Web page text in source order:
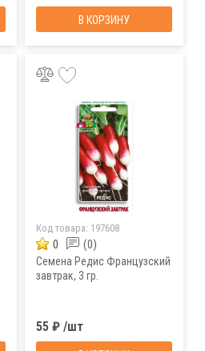
В КОРЗИНУ
Код товара: 197608
0 (0)
Семена Редис Французский
завтрак, 3 гр.
55 ₽ /шт